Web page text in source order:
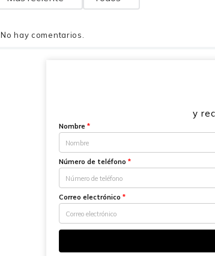
No hay comentarios.
y
Nombre *
Número de teléfono *
Correo electrónico *